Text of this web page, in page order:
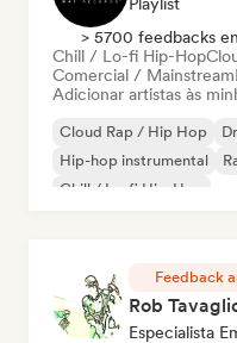
> 5700 feedbacks
Chill / Lo-fi Hip-Hop
Comercial / Mainstream
Adicionar artistas às
Cloud Rap / Hip Hop
Hip-hop instrumental
Chill / Lo-fi Hip-Hop
Feedback
Rob
Especialista